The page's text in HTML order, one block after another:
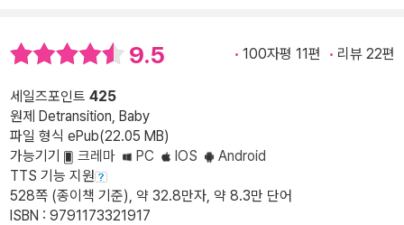
9.5 100자평 11편 리뷰 22편
세일즈포인트 425
원제 Detransition, Baby
파일 형식 ePub(22.05 MB)
가능기기
크레마 PC IOS
Android
TTS 기능 지원
528쪽 (종이책 기준), 약 32.8만자, 약 8.3만 단어
ISBN : 9791173321917